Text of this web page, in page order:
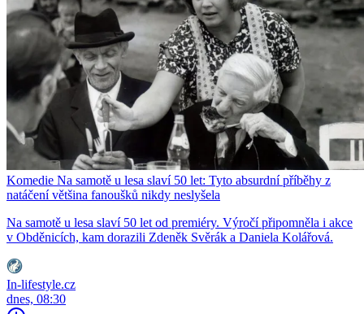
Komedie Na samotě u lesa slaví 50 let: Tyto absurdní příběhy z
natáčení většina fanoušků nikdy neslyšela
Na samotě u lesa slaví 50 let od premiéry. Výročí připomněla i akce
v Obděnicích, kam dorazili Zdeněk Svěrák a Daniela Kolářová.
In-lifestyle.cz
dnes, 08:30